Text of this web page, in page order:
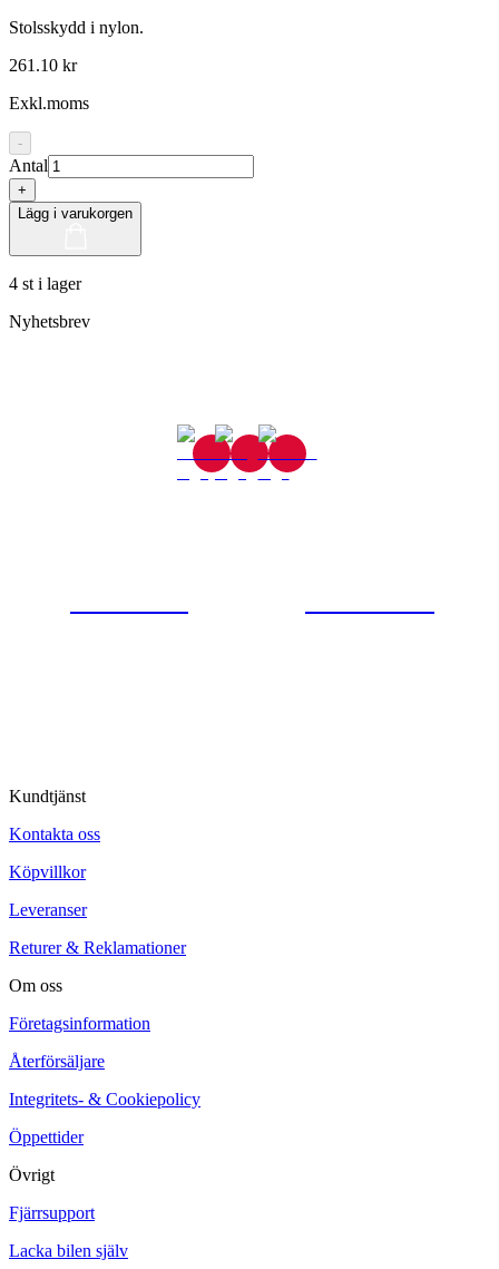
Stolsskydd i nylon.
261.10 kr
Exkl.moms
-
Antal
+
Lägg i varukorgen
4 st i lager
Nyhetsbrev
Kundtjänst
Kontakta oss
Köpvillkor
Leveranser
Returer & Reklamationer
Om oss
Företagsinformation
Återförsäljare
Integritets- & Cookiepolicy
Öppettider
Övrigt
Fjärrsupport
Lacka bilen själv